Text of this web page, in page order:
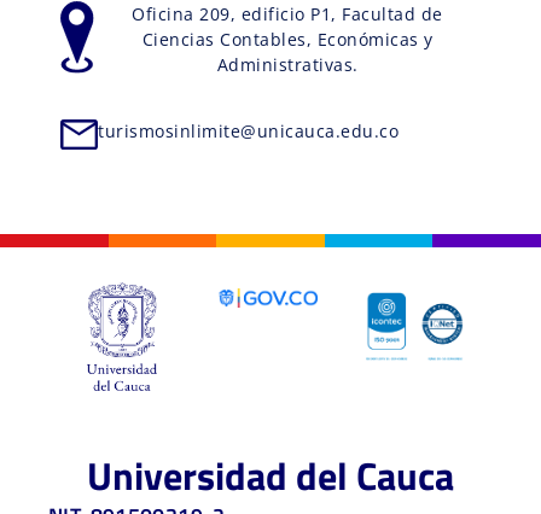
Oficina 209, edificio P1, Facultad de
Ciencias Contables, Económicas y
Administrativas.
turismosinlimite@unicauca.edu.co
Universidad del Cauca